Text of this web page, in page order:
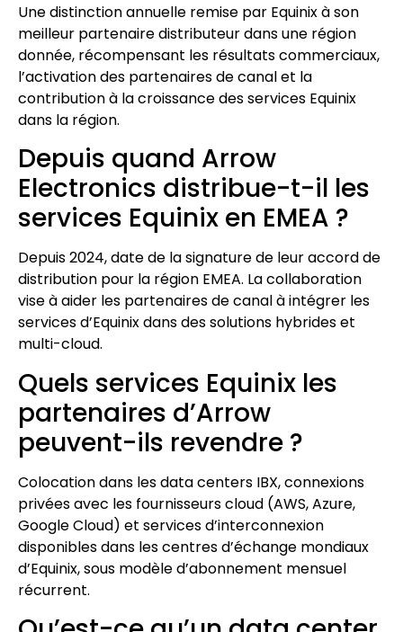
Une distinction annuelle remise par Equinix à son
meilleur partenaire distributeur dans une région
donnée, récompensant les résultats commerciaux,
l’activation des partenaires de canal et la
contribution à la croissance des services Equinix
dans la région.
Depuis quand Arrow
Electronics distribue-t-il les
services Equinix en EMEA ?
Depuis 2024, date de la signature de leur accord de
distribution pour la région EMEA. La collaboration
vise à aider les partenaires de canal à intégrer les
services d’Equinix dans des solutions hybrides et
multi-cloud.
Quels services Equinix les
partenaires d’Arrow
peuvent-ils revendre ?
Colocation dans les data centers IBX, connexions
privées avec les fournisseurs cloud (AWS, Azure,
Google Cloud) et services d’interconnexion
disponibles dans les centres d’échange mondiaux
d’Equinix, sous modèle d’abonnement mensuel
récurrent.